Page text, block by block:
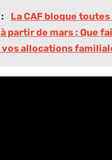
La CAF bloque
partir de mars : Que
vos allocations